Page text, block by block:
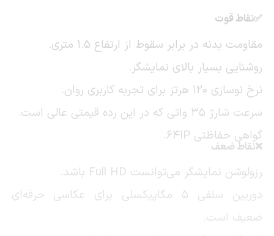
✅نقاط قوت
مقاومت بدنه در برابر سقوط از ارتفاع ۱.۵ متری.
روشنایی بسیار بالای نمایشگر.
نرخ نوسازی ۱۲۰ هرتز برای تجربه کاربری روان.
سرعت شارژ ۳۵ واتی که در این رده قیمتی عالی است.
گواهی حفاظتی IP
64.
❌نقاط ضعف
رزولوشن نمایشگر می‌توانست Full HD باشد.
دوربین سلفی ۵ مگاپیکسلی برای عکاسی حرفه‌ای
ضعیف است.